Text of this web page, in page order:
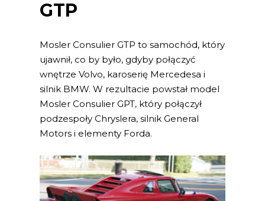
GTP
Mosler Consulier GTP to samochód, który
ujawnił, co by było, gdyby połączyć
wnętrze Volvo, karoserię Mercedesa i
silnik BMW. W rezultacie powstał model
Mosler Consulier GPT, który połączył
podzespoły Chryslera, silnik General
Motors i elementy Forda.